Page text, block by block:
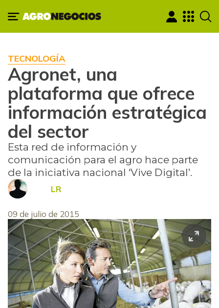
TECNOLOGÍA
Agronet, una
plataforma que ofrece
información estratégica
del sector
Esta red de información y
comunicación para el agro hace parte
de la iniciativa nacional ‘Vive Digital’.
LR
09 de julio de 2015